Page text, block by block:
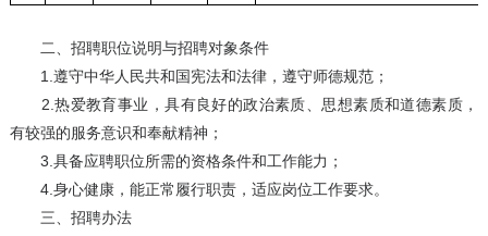
二、招聘职位说明与招聘对象条件
1.遵守中华人民共和国宪法和法律，遵守师德规范；
2.热爱教育事业，具有良好的政治素质、思想素质和道德素质，
有较强的服务意识和奉献精神；
3.具备应聘职位所需的资格条件和工作能力；
4.身心健康，能正常履行职责，适应岗位工作要求。
三、招聘办法